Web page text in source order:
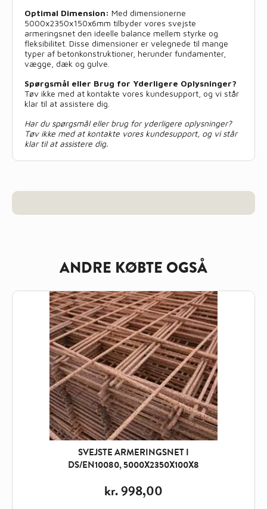
Optimal Dimension: Med dimensionerne
5000x2350x150x6mm tilbyder vores svejste
armeringsnet den ideelle balance mellem styrke og
fleksibilitet. Disse dimensioner er velegnede til mange
typer af betonkonstruktioner, herunder fundamenter,
vægge, dæk og gulve.
Spørgsmål eller Brug for Yderligere Oplysninger?
Tøv ikke med at kontakte vores kundesupport, og vi står
klar til at assistere dig.
Har du spørgsmål eller brug for yderligere oplysninger?
Tøv ikke med at kontakte vores kundesupport, og vi står
klar til at assistere dig.
ANDRE KØBTE OGSÅ
SVEJSTE ARMERINGSNET I
DS/EN10080, 5000X2350X100X8
kr.998,00